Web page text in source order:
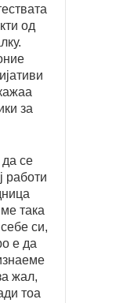
од
за
се
работи
така
си,
е да
жал,
тоа